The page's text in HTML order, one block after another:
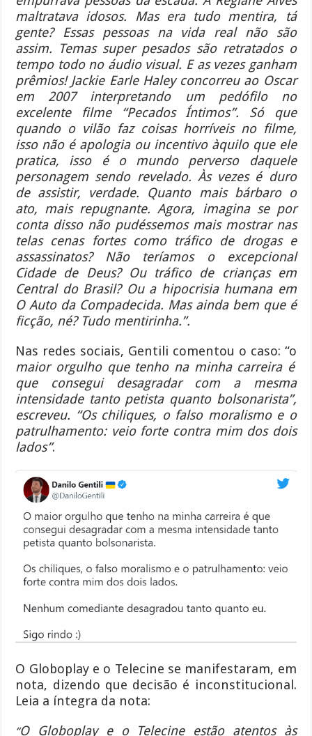
maltratava idosos. Mas era tudo mentira, tá
gente? Essas pessoas na vida real não são
assim. Temas super pesados são retratados o
tempo todo no áudio visual. E as vezes ganham
prêmios! Jackie Earle Haley concorreu ao Oscar
em 2007 interpretando um pedófilo no
excelente filme “Pecados Íntimos”. Só que
quando o vilão faz coisas horríveis no filme,
isso não é apologia ou incentivo àquilo que ele
pratica, isso é o mundo perverso daquele
personagem sendo revelado. Às vezes é duro
de assistir, verdade. Quanto mais bárbaro o
ato, mais repugnante. Agora, imagina se por
conta disso não pudéssemos mais mostrar nas
telas cenas fortes como tráfico de drogas e
assassinatos? Não teríamos o excepcional
Cidade de Deus? Ou tráfico de crianças em
Central do Brasil? Ou a hipocrisia humana em
O Auto da Compadecida. Mas ainda bem que é
ficção, né? Tudo mentirinha.”.
Nas redes sociais, Gentili comentou o caso: “o
maior orgulho que tenho na minha carreira é
que consegui desagradar com a mesma
intensidade tanto petista quanto bolsonarista”,
escreveu. “Os chiliques, o falso moralismo e o
patrulhamento: veio forte contra mim dos dois
lados”.
O Globoplay e o Telecine se manifestaram, em
nota, dizendo que decisão é inconstitucional.
Leia a íntegra da nota:
“O Globoplay e o Telecine estão atentos às